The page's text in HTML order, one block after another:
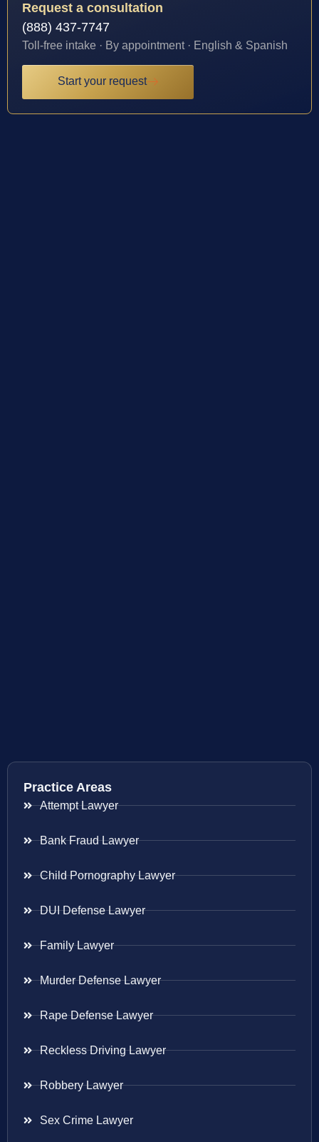
Request a consultation
(888) 437-7747
Toll-free intake · By appointment · English & Spanish
Start your request
Practice Areas
Attempt Lawyer
Bank Fraud Lawyer
Child Pornography Lawyer
DUI Defense Lawyer
Family Lawyer
Murder Defense Lawyer
Rape Defense Lawyer
Reckless Driving Lawyer
Robbery Lawyer
Sex Crime Lawyer